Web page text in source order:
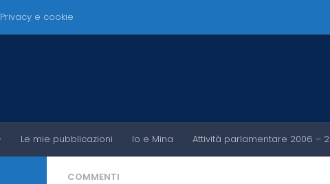
Privacy e cookie
Le mie pubblicazioni Io e Mina Attività parlamentare 2006 –
COMMENTI